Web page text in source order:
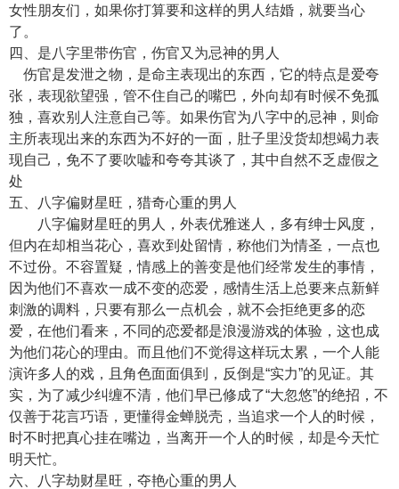
女性朋友们，如果你打算要和这样的男人结婚，就要当心
了。
四、是八字里带伤官，伤官又为忌神的男人
伤官是发泄之物，是命主表现出的东西，它的特点是爱夸
张，表现欲望强，管不住自己的嘴巴，外向却有时候不免孤
独，喜欢别人注意自己等。如果伤官为八字中的忌神，则命
主所表现出来的东西为不好的一面，肚子里没货却想竭力表
现自己，免不了要吹嘘和夸夸其谈了，其中自然不乏虚假之
处
五、八字偏财星旺，猎奇心重的男人
八字偏财星旺的男人，外表优雅迷人，多有绅士风度，
但内在却相当花心，喜欢到处留情，称他们为情圣，一点也
不过份。不容置疑，情感上的善变是他们经常发生的事情，
因为他们不喜欢一成不变的恋爱，感情生活上总要来点新鲜
刺激的调料，只要有那么一点机会，就不会拒绝更多的恋
爱，在他们看来，不同的恋爱都是浪漫游戏的体验，这也成
为他们花心的理由。而且他们不觉得这样玩太累，一个人能
演许多人的戏，且角色面面俱到，反倒是“实力”的见证。其
实，为了减少纠缠不清，他们早已修成了“大忽悠”的绝招，不
仅善于花言巧语，更懂得金蝉脱壳，当追求一个人的时候，
时不时把真心挂在嘴边，当离开一个人的时候，却是今天忙
明天忙。
六、八字劫财星旺，夺艳心重的男人